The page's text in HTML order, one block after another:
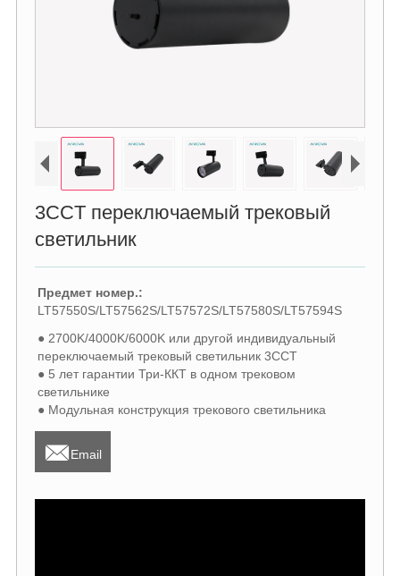
3CCT переключаемый трековый
светильник
Предмет номер.:
LT57550S/LT57562S/LT57572S/LT57580S/LT57594S
● 2700K/4000K/6000K или другой индивидуальный
переключаемый трековый светильник 3CCT
● 5 лет гарантии Три-ККТ в одном трековом
светильнике
● Модульная конструкция трекового светильника
Email